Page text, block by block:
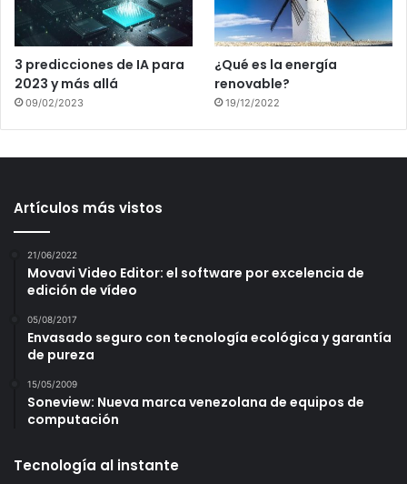
3 predicciones de IA para
2023 y más allá
09/02/2023
¿Qué es la energía
renovable?
19/12/2022
Artículos más vistos
21/06/2022
Movavi Video Editor: el software por excelencia de
edición de vídeo
05/08/2017
Envasado seguro con tecnología ecológica y garantía
de pureza
15/05/2009
Soneview: Nueva marca venezolana de equipos de
computación
Tecnología al instante